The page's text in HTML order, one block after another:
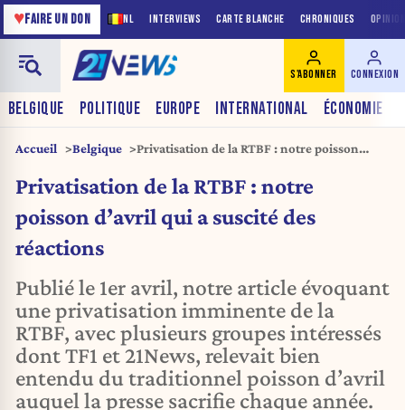
NL INTERVIEWS CARTE BLANCHE CHRONIQUES
♥FAIRE UN DON
BELGIQUE POLITIQUE EUROPE INTERNATIONAL ÉCONOMIE
S'ABONNER CONNEXION
Accueil Belgique
Privatisation de la RTBF : notre poisson
Privatisation de la RTBF : notre
poisson d’avril qui a suscité des
réactions
Publié le 1er avril, notre article évoquant
une privatisation imminente de la
RTBF, avec plusieurs groupes intéressés
dont TF1 et 21News, relevait bien
entendu du traditionnel poisson d’avril
auquel la presse sacrifie chaque année.